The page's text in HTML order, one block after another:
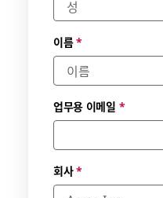
이름*
업무용 이메일 *
회사*